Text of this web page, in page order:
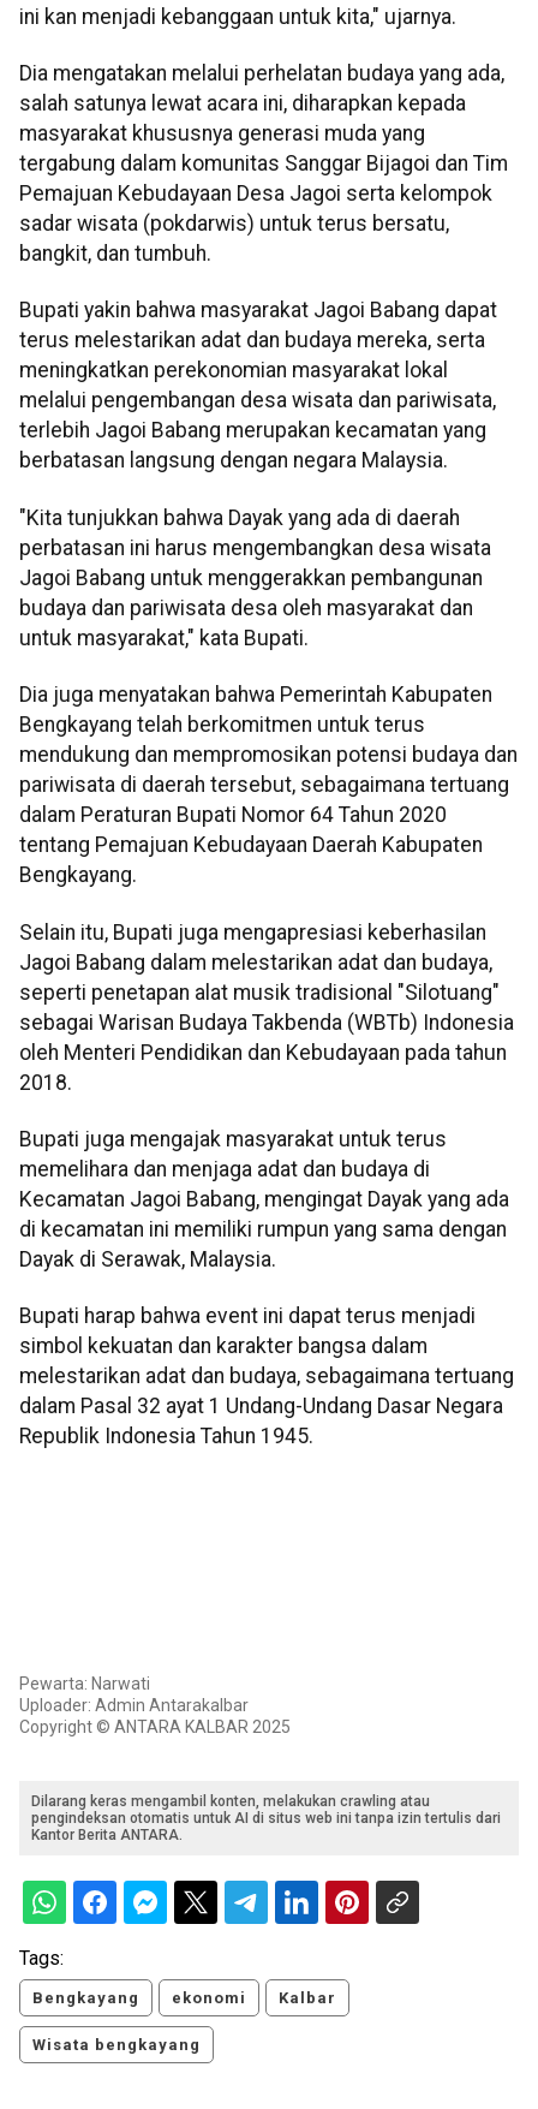
ini kan menjadi kebanggaan untuk kita," ujarnya.
Dia mengatakan melalui perhelatan budaya yang ada,
salah satunya lewat acara ini, diharapkan kepada
masyarakat khususnya generasi muda yang
tergabung dalam komunitas Sanggar Bijagoi dan Tim
Pemajuan Kebudayaan Desa Jagoi serta kelompok
sadar wisata (pokdarwis) untuk terus bersatu,
bangkit, dan tumbuh.
Bupati yakin bahwa masyarakat Jagoi Babang dapat
terus melestarikan adat dan budaya mereka, serta
meningkatkan perekonomian masyarakat lokal
melalui pengembangan desa wisata dan pariwisata,
terlebih Jagoi Babang merupakan kecamatan yang
berbatasan langsung dengan negara Malaysia.
"Kita tunjukkan bahwa Dayak yang ada di daerah
perbatasan ini harus mengembangkan desa wisata
Jagoi Babang untuk menggerakkan pembangunan
budaya dan pariwisata desa oleh masyarakat dan
untuk masyarakat," kata Bupati.
Dia juga menyatakan bahwa Pemerintah Kabupaten
Bengkayang telah berkomitmen untuk terus
mendukung dan mempromosikan potensi budaya dan
pariwisata di daerah tersebut, sebagaimana tertuang
dalam Peraturan Bupati Nomor 64 Tahun 2020
tentang Pemajuan Kebudayaan Daerah Kabupaten
Bengkayang.
Selain itu, Bupati juga mengapresiasi keberhasilan
Jagoi Babang dalam melestarikan adat dan budaya,
seperti penetapan alat musik tradisional "Silotuang"
sebagai Warisan Budaya Takbenda (WBTb) Indonesia
oleh Menteri Pendidikan dan Kebudayaan pada tahun
2018.
Bupati juga mengajak masyarakat untuk terus
memelihara dan menjaga adat dan budaya di
Kecamatan Jagoi Babang, mengingat Dayak yang ada
di kecamatan ini memiliki rumpun yang sama dengan
Dayak di Serawak, Malaysia.
Bupati harap bahwa event ini dapat terus menjadi
simbol kekuatan dan karakter bangsa dalam
melestarikan adat dan budaya, sebagaimana tertuang
dalam Pasal 32 ayat 1 Undang-Undang Dasar Negara
Republik Indonesia Tahun 1945.
Pewarta: Narwati
Uploader: Admin Antarakalbar
Copyright © ANTARA KALBAR 2025
Dilarang keras mengambil konten, melakukan crawling atau
pengindeksan otomatis untuk AI di situs web ini tanpa izin tertulis dari
Kantor Berita ANTARA.
Tags:
Bengkayang ekonomi Kalbar
Wisata bengkayang